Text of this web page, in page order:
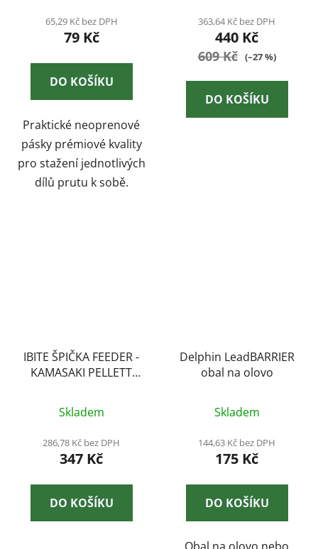
65,29 Kč bez DPH
79 Kč
DO KOŠÍKU
Praktické neoprenové
pásky prémiové kvality
pro stažení jednotlivých
dílů prutu k sobě.
363,64 Kč bez DPH
440 Kč
609 Kč (–27 %)
DO KOŠÍKU
IBITE ŠPIČKA FEEDER -
KAMASAKI PELLETT
Skladem
286,78 Kč bez DPH
347 Kč
DO KOŠÍKU
Delphin LeadBARRIER
obal na olovo
Skladem
144,63 Kč bez DPH
175 Kč
DO KOŠÍKU